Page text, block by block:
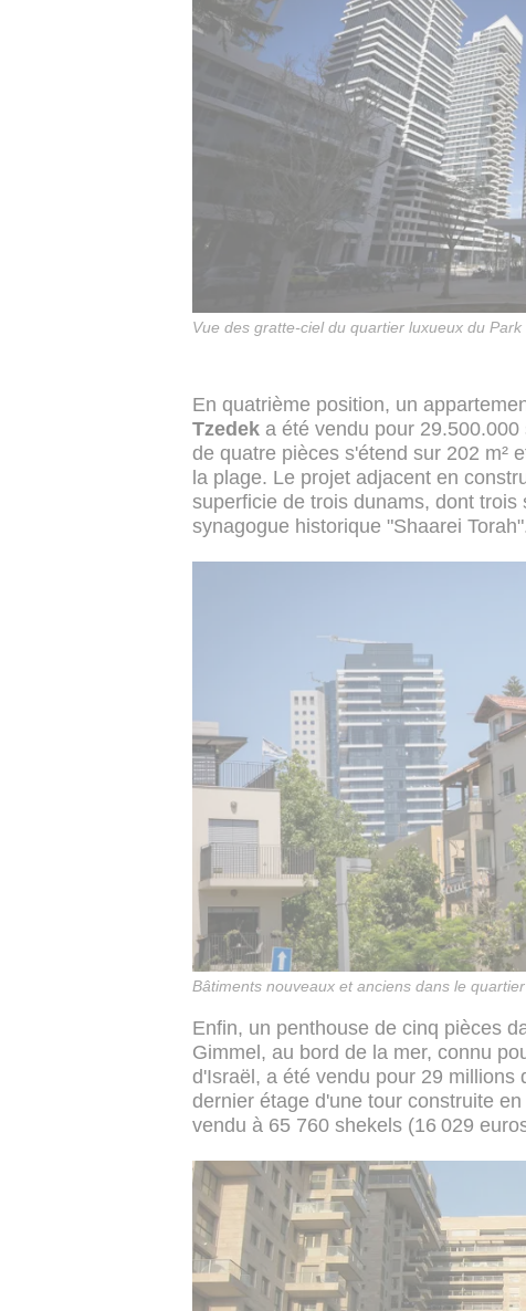
Vue des gratte-ciel du quartier luxueux du
En quatrième position, un
Tzedek a été vendu pour
de quatre pièces s'étend sur 202 m²
la plage. Le projet adjacent en
superficie de trois dunams, dont
synagogue historique "Shaarei
Bâtiments nouveaux et anciens dans le
Enfin, un penthouse de cinq pièces
Gimmel, au bord de la mer, connu
d'Israël, a été vendu pour 29
dernier étage d'une tour construite
vendu à 65 760 shekels (16 029